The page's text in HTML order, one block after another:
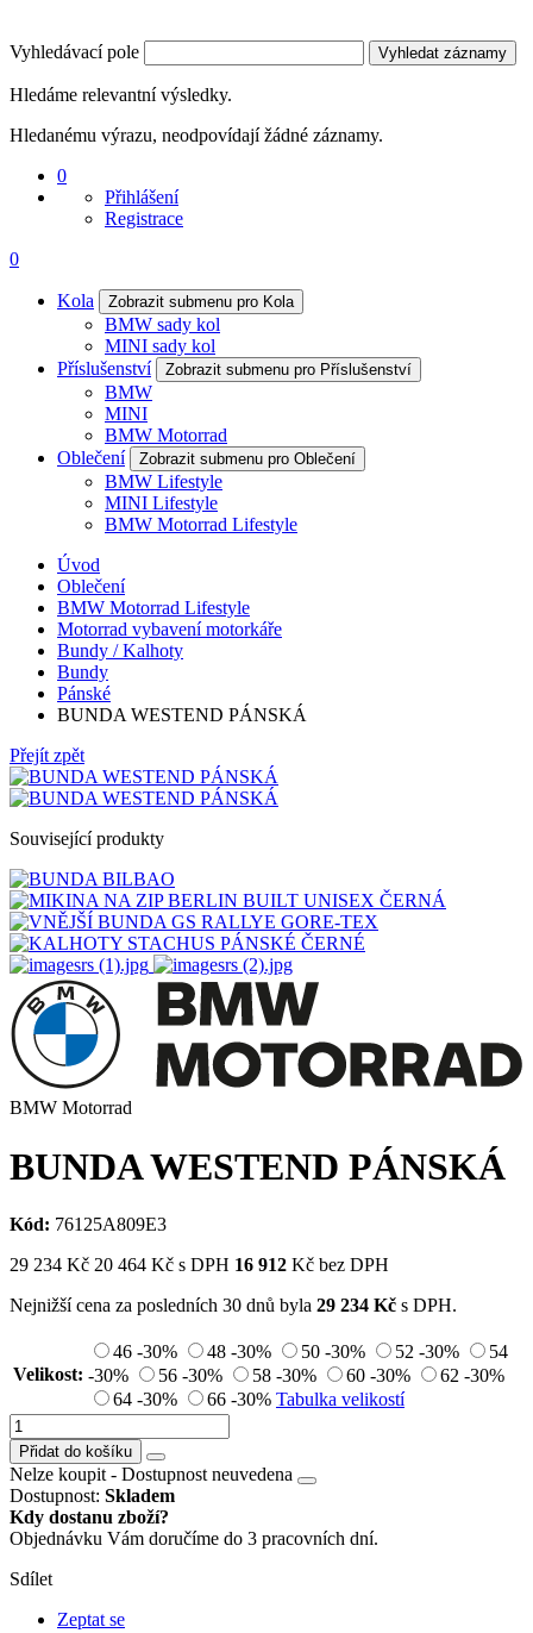
Vyhledávací pole Vyhledat záznamy
Hledáme relevantní výsledky.
Hledanému výrazu, neodpovídají žádné záznamy.
0
Přihlášení
Registrace
0
Kola Zobrazit submenu pro Kola
BMW sady kol
MINI sady kol
Příslušenství
Zobrazit submenu pro Příslušenství
BMW
MINI
BMW Motorrad
Oblečení
Zobrazit submenu pro Oblečení
BMW Lifestyle
MINI Lifestyle
BMW Motorrad Lifestyle
Úvod
Oblečení
BMW Motorrad Lifestyle
Motorrad vybavení motorkáře
Bundy / Kalhoty
Bundy
Pánské
BUNDA WESTEND PÁNSKÁ
Přejít zpět
Související produkty
BMW Motorrad
BUNDA WESTEND PÁNSKÁ
Kód: 76125A809E3
29 234 Kč 20 464 Kč s DPH 16 912 Kč bez DPH
Nejnižší cena za posledních 30 dnů byla 29 234 Kč s DPH.
Velikost:
46 -30% 48 -30% 50 -30% 52 -30%
54
-30%
56 -30% 58 -30% 60 -30% 62 -30%
64 -30% 66 -30% Tabulka velikostí
Přidat do košíku
Nelze koupit - Dostupnost neuvedena
Dostupnost: Skladem
Kdy dostanu zboží?
Objednávku Vám doručíme do 3 pracovních dní.
Sdílet
Zeptat se